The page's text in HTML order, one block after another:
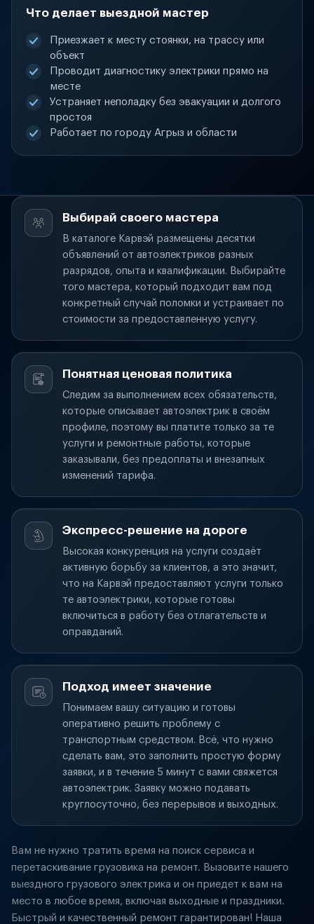
Что делает выездной мастер
Приезжает к месту стоянки, на трассу или
объект
Проводит диагностику электрики прямо на
месте
Устраняет неполадку без эвакуации и долгого
простоя
Работает по городу Агрыз и области
Выбирай своего мастера
В каталоге Карвэй размещены десятки
объявлений от автоэлектриков разных
разрядов, опыта и квалификации. Выбирайте
того мастера, который подходит вам под
конкретный случай поломки и устраивает по
стоимости за предоставленную услугу.
Понятная ценовая политика
Следим за выполнением всех обязательств,
которые описывает автоэлектрик в своём
профиле, поэтому вы платите только за те
услуги и ремонтные работы, которые
заказывали, без предоплаты и внезапных
изменений тарифа.
Экспресс-решение на дороге
Высокая конкуренция на услуги создаёт
активную борьбу за клиентов, а это значит,
что на Карвэй предоставляют услуги только
те автоэлектрики, которые готовы
включиться в работу без отлагательств и
оправданий.
Подход имеет значение
Понимаем вашу ситуацию и готовы
оперативно решить проблему с
транспортным средством. Всё, что нужно
сделать вам, это заполнить простую форму
заявки, и в течение 5 минут с вами свяжется
автоэлектрик. Заявку можно подавать
круглосуточно, без перерывов и выходных.
Вам не нужно тратить время на поиск сервиса и
перетаскивание грузовика на ремонт. Вызовите нашего
выездного грузового электрика и он приедет к вам на
место в любое время, включая выходные и праздники.
Быстрый и качественный ремонт гарантирован! Наша